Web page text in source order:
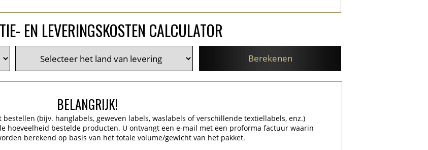
EN LEVERINGSKOSTEN CALCULATOR
Berekenen
BELANGRIJK!
(bijv. hanglabels, geweven labels, waslabels of verschillende textiellabels, enz.)
hoeveelheid bestelde producten. U ontvangt een e-mail met een proforma factuur waarin
berekend op basis van het totale volume/gewicht van het pakket.